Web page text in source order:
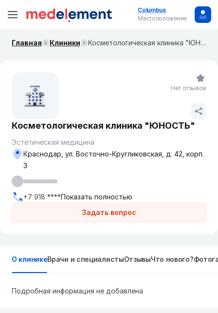
Columbus
Местоположение
Главная Клиники Косметологическая клиника "ЮНОСТЬ"
Косметологическая клиника "ЮНОСТЬ"
Эстетическая медицина
Задать вопрос
Краснодар, ул. Восточно-Кругликовская, д. 42, корп.
3
+7 918 ****Показать полностью
Нет отзывов
О клиникеВрачи и специалистыОтзывыЧто нового?
Подробная информация не добавлена